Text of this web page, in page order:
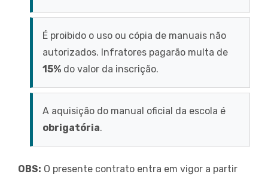
É proibido o uso ou cópia de manuais não
autorizados. Infratores pagarão multa de
15% do valor da inscrição.
A aquisição do manual oficial da escola é
obrigatória.
OBS: O presente contrato entra em vigor a partir